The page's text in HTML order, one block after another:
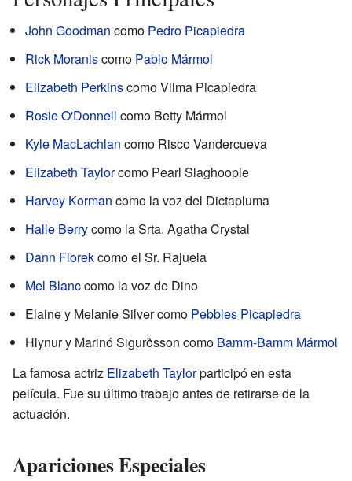
John Goodman como Pedro Picapiedra
Rick Moraniscomo Pablo Mármol
Elizabeth Perkinscomo Vilma Picapiedra
Rosie O'Donnell como Betty Mármol
Kyle MacLachlan como Risco Vandercueva
Elizabeth Taylorcomo Pearl Slaghoople
Harvey Korman como la voz del Dictapluma
Halle Berrycomo la Srta. Agatha Crystal
Dann Florekcomo el Sr. Rajuela
Mel Blanccomo la voz de Dino
Elaine y Melanie Silver como Pebbles Picapiedra
Hlynur y Marinó Sigurðsson como Bamm-Bamm Mármol
La famosa actriz Elizabeth Taylorparticipó en esta
película. Fue su último trabajo antes de retirarse de la
actuación.
Apariciones Especiales